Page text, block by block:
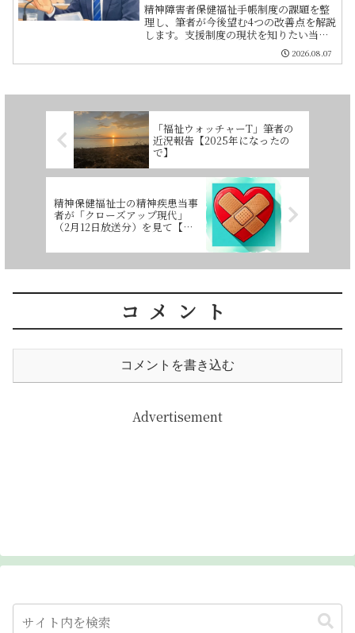
精神障害者保健福祉手帳制度の課題を整
理し、筆者が今後望む4つの改善点を解説
します。支援制度の現状を知りたい当事
者や支援者に役立つ内容です。 2026.08.07
「福祉ウォッチャーT」筆者の
近況報告【2025年になったの
で】
精神保健福祉士の精神疾患当事
者が「クローズアップ現代」
（2月12日放送分）を見て【心
コメント
コメントを書き込む
Advertisement